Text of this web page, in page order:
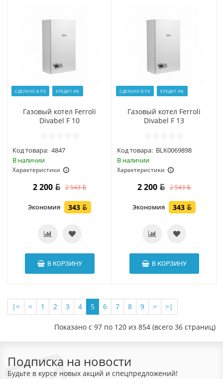
СДЕЛАНО В РБ КРЕДИТ 4%
Газовый котел Ferroli
Divabel F 10
Код товара: 4847
В наличии
Характеристики
2 200 2 543
Экономия 343
В КОРЗИНУ
СДЕЛАНО В РБ КРЕДИТ 4%
Газовый котел Ferroli
Divabel F 13
Код товара: BLK0069898
В наличии
Характеристики
2 200 2 543
Экономия 343
В КОРЗИНУ
|< < 1 2 3 4 5 6 7 8 9 > >|
Показано с 97 по 120 из 854 (всего 36 страниц)
Подписка на новости
Будьте в курсе новых акций и спецпредложений!